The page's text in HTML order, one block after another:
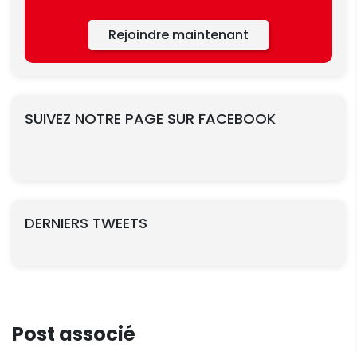
Rejoindre maintenant
SUIVEZ NOTRE PAGE SUR FACEBOOK
DERNIERS TWEETS
Post associé